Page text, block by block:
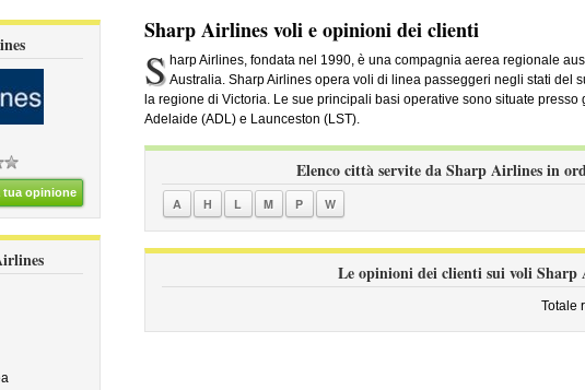
tua opinione
Sharp Airlines voli e opinioni dei clienti
S harp Airlines, fondata nel 1990, è una compagnia aerea regionale
Australia. Sharp Airlines opera voli di linea passeggeri negli stati del
la regione di Victoria. Le sue principali basi operative sono situate
Adelaide (ADL) e Launceston (LST).
Elenco città servite da Sharp Airlines in
A H L M P W
Le opinioni dei clienti sui voli Sharp
Totale